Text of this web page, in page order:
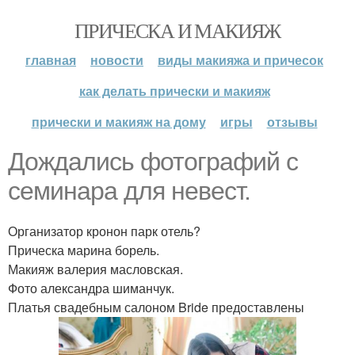
ПРИЧЕСКА И МАКИЯЖ
главная новости
виды макияжа и причесок
как делать прически и макияж
прически и макияж на дому
игры отзывы
Дождались фотографий с
семинара для невест.
Организатор кронон парк отель?
Прическа марина борель.
Макияж валерия масловская.
Фото александра шиманчук.
Платья свадебным салоном Bride предоставлены